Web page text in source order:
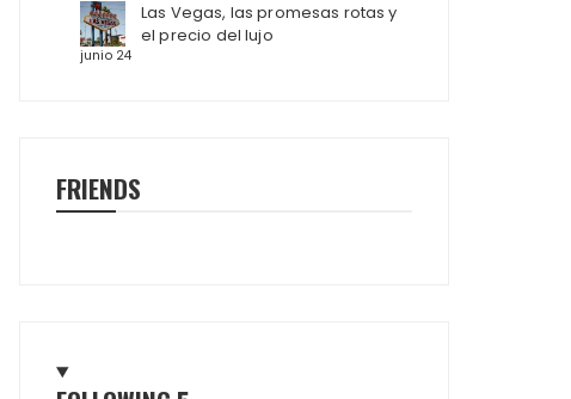
Las Vegas, las promesas rotas y
el precio del lujo
junio 24
FRIENDS